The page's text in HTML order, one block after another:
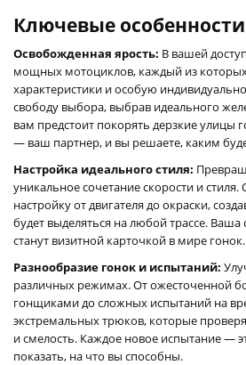
Ключевые
Освобожденная ярость: В вашей
мощных мотоциклов, каждый из
характеристики и особую
свободу выбора, выбрав идеального
вам предстоит покорять дерзкие улицы
— ваш партнер, и вы решаете, каким
Настройка идеального стиля:
уникальное сочетание скорости и стиля.
настройку от двигателя до окраски,
будет выделяться на любой трассе. Ваша
станут визитной карточкой в мире гонок.
Разнообразие гонок и испытаний:
различных режимах. От ожесточенной
гонщиками до сложных испытаний на
экстремальных трюков, которые
и смелость. Каждое новое испытание —
показать, на что вы способны.